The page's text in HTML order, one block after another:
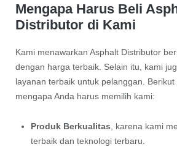
Mengapa Harus Beli
Distributor di Kami
Kami menawarkan Asphalt Distributor
dengan harga terbaik. Selain itu, kami
layanan terbaik untuk pelanggan.
mengapa Anda harus memilih kami:
Produk Berkualitas , karena kami
terbaik dan teknologi terbaru.